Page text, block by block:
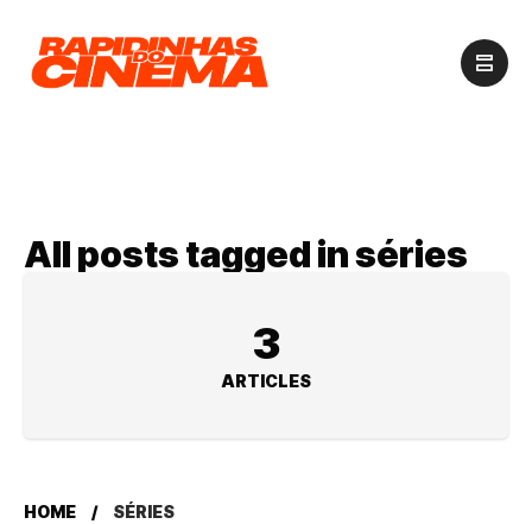
All posts tagged in séries
3
ARTICLES
HOME SÉRIES